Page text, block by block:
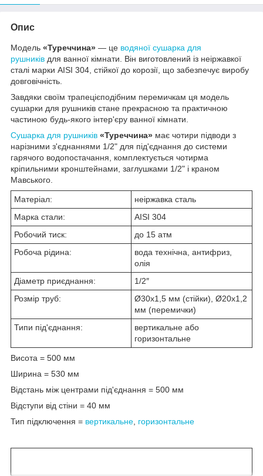
Опис
Модель «Туреччина» — це водяної сушарка для
рушників для ванної кімнати. Він виготовлений із неіржавкої
сталі марки AISI 304, стійкої до корозії, що забезпечує виробу
довговічність.
Завдяки своїм трапецієподібним перемичкам ця модель
сушарки для рушників стане прекрасною та практичною
частиною будь-якого інтер'єру ванної кімнати.
Сушарка для рушників «Туреччина» має чотири підводи з
нарізними з'єднаннями 1/2" для під'єднання до системи
гарячого водопостачання, комплектується чотирма
кріпильними кронштейнами, заглушками 1/2" і краном
Мавського.
Матеріал:
неіржавка сталь
Марка стали:
AISI 304
Робочий тиск:
до 15 атм
Робоча рідина:
вода технічна, антифриз,
олія
Діаметр приєднання:
1/2″
Розмір труб:
Ø30х1,5 мм (стійки), Ø20х1,2
мм (перемички)
Типи під'єднання:
вертикальне або
горизонтальне
Висота = 500 мм
Ширина = 530 мм
Відстань між центрами під'єднання = 500 мм
Відступи від стіни = 40 мм
Тип підключення = вертикальне горизонтальне